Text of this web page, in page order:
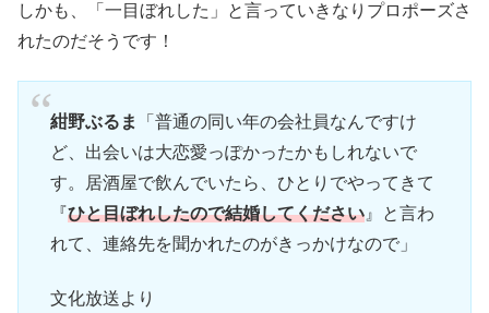
しかも、「一目ぼれした」と言っていきなりプロポーズさ
れたのだそうです！
紺野ぶるま
「普通の同い年の会社員なんですけ
ど、出会いは大恋愛っぽかったかもしれないで
す。居酒屋で飲んでいたら、ひとりでやってきて
『ひと目ぼれしたので結婚してください』と言わ
れて、連絡先を聞かれたのがきっかけなので」
文化放送より